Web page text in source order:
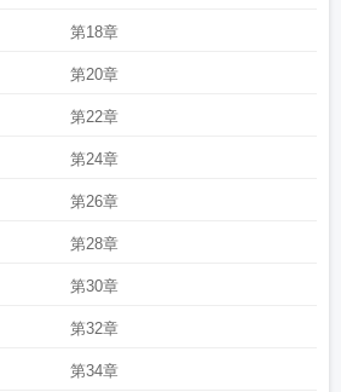
第18章
第20章
第22章
第24章
第26章
第28章
第30章
第32章
第34章